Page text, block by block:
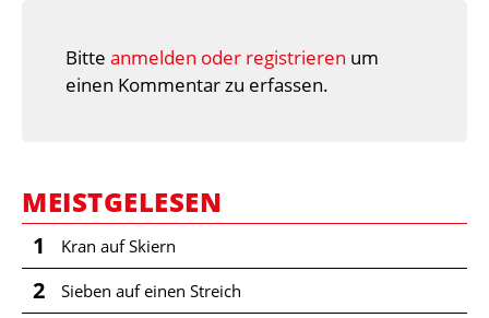
Bitte anmelden oder registrieren um
einen Kommentar zu erfassen.
MEISTGELESEN
1 Kran auf Skiern
2 Sieben auf einen Streich